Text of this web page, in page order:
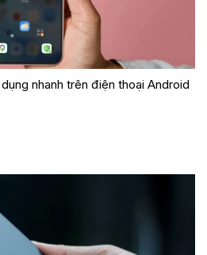
nhanh trên điện thoại Android